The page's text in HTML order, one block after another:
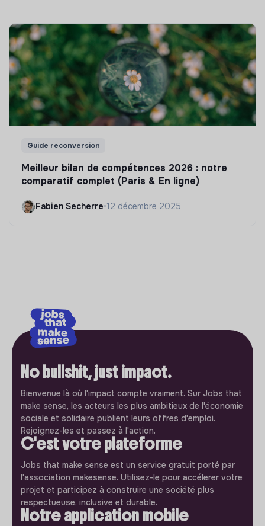
Guide reconversion
Meilleur bilan de compétences 2026 : notre
comparatif complet (Paris & En ligne)
Fabien Secherre•12 décembre 2025
No bullshit, just impact.
Bienvenue là où l'impact compte vraiment. Sur Jobs that
make sense, les acteurs les plus ambitieux de l'économie
sociale et solidaire publient leurs offres d'emploi.
Rejoignez-les et passez à l'action.
C'est votre plateforme
Jobs that make sense est un service gratuit porté par
l'association makesense. Utilisez-le pour accélerer votre
projet et participez à construire une société plus
respectueuse, inclusive et durable.
Notre application mobile